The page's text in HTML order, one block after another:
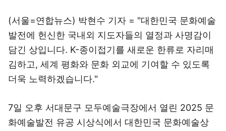
(서울=연합뉴스) 박현수 기자 = "대한민국 문화예술
발전에 헌신한 국내외 지도자들의 열정과 사명감이
담긴 상입니다. K-종이접기를 새로운 한류로 자리매
김하고, 세계 평화와 문화 외교에 기여할 수 있도록
더욱 노력하겠습니다."
7일 오후 서대문구 모두예술극장에서 열린 2025 문
화예술발전 유공 시상식에서 대한민국 문화예술상